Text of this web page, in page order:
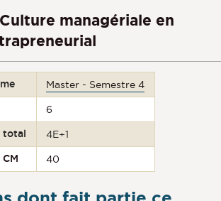
managériale en
Master - Semestre 4
6
total 4E+1
40